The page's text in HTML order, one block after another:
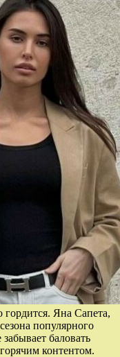
Яна Сапета,
популярного
баловать
контентом.